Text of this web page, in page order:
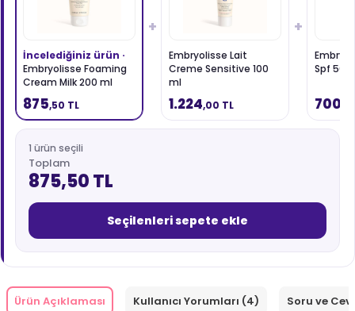
İncelediğiniz ürün ·
Embryolisse Foaming
Cream Milk 200 ml
875,50 TL
+
Embryolisse Lait
Creme Sensitive 100
ml
1.224,00 TL
+
Spf 50
700
1 ürün seçili
Toplam
875,50 TL
Seçilenleri sepete ekle
Ürün Açıklaması Kullanıcı Yorumları (4) Soru ve